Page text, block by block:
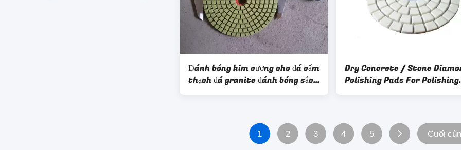
Đánh bóng kim cương cho đá cẩm
thạch đá granite đánh bóng sắc
nét
Dry Concrete / Stone
Polishing Pads For Polishing
High Gloss
1 2 3 4 5 Cuối